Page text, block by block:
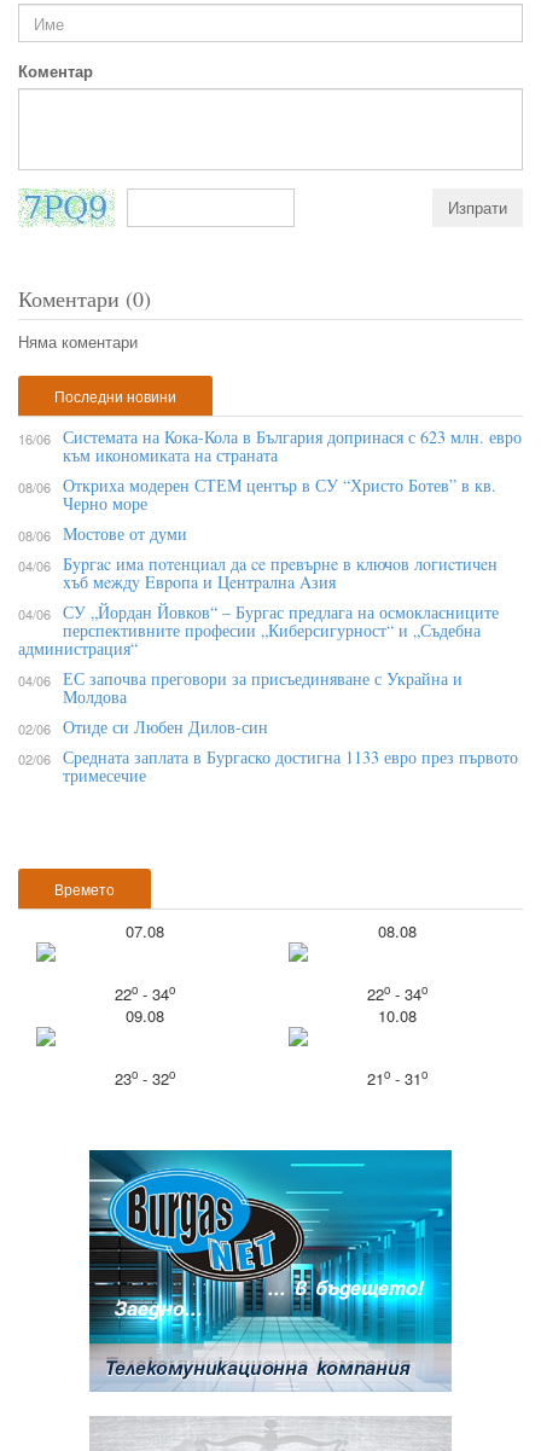
Коментар
Коментари (0)
Няма коментари
Времето
07.08
22o- 34o
08.08
22o- 34o
09.08
23o- 32o
10.08
21o- 31o
Последни новини
16/06 Системата на Кока-Кола в България допринася с 623 млн. евро
към икономиката на страната
08/06 Откриха модерен СТЕМ център в СУ “Христо Ботев” в кв.
Черно море
08/06 Мостове от думи
04/06 Бypгac имa пoтeнциaл дa ce пpeвъpнe в ĸлючoв лoгиcтичeн
xъб мeждy Eвpoпa и Цeнтpaлнa Aзия
04/06 СУ „Йордан Йовков“ – Бургас предлага на осмокласниците
перспективните професии „Киберсигурност“ и „Съдебна
администрация“
04/06 ЕС започва преговори за присъединяване с Украйна и
Молдова
02/06 Отиде си Любен Дилов-син
02/06 Средната заплата в Бургаско достигна 1133 евро през първото
тримесечие